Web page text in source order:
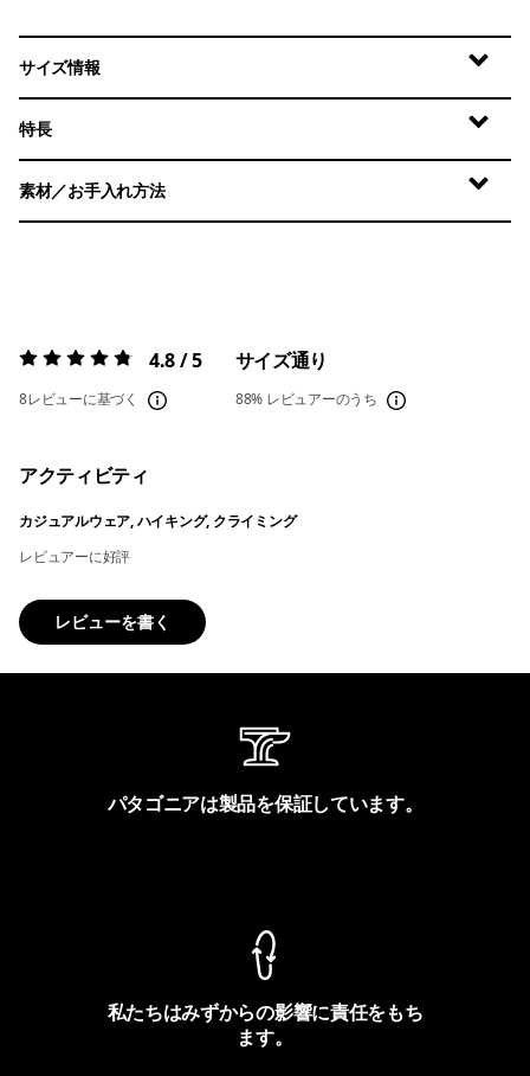
サイズ情報
特長
素材／お手入れ方法
評価:4.8 / 5 4.8 / 5
8レビューに基づく
サイズ通り
88% レビュアーのうち
アクティビティ
カジュアルウェア, ハイキング, クライミング
レビュアーに好評
レビューを書く
パタゴニアは製品を保証しています。
私たちはみずからの影響に責任をもち
ます。